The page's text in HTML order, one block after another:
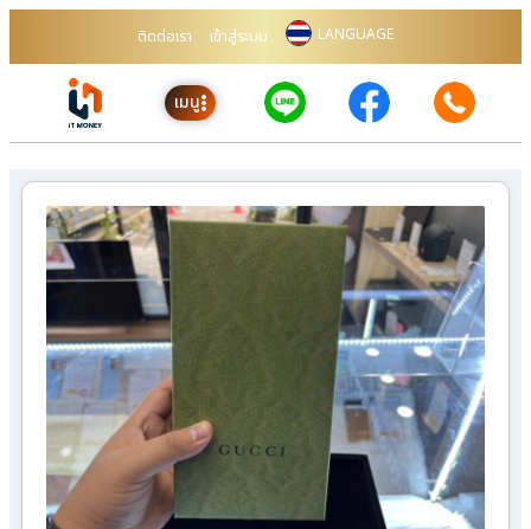
ติดต่อเรา เข้าสู่ระบบ LANGUAGE
เมนู